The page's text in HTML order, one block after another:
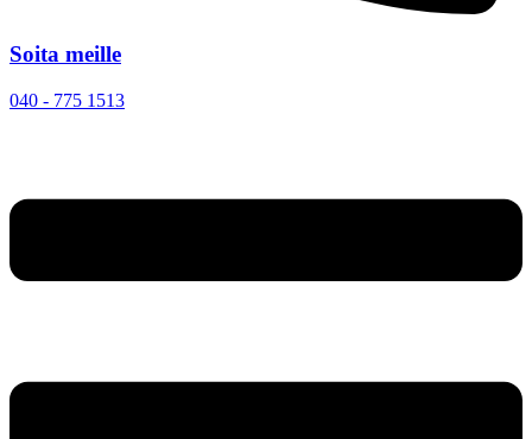
Soita meille
040 - 775 1513